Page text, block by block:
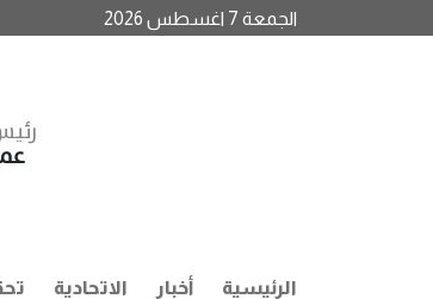
الجمعة 7 اغسطس 2026
الرئيسية أخبار الاتحادية